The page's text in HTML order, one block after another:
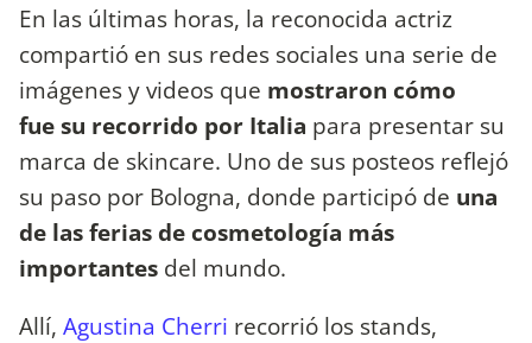
En las últimas horas, la reconocida actriz
compartió en sus redes sociales una serie de
imágenes y videos que mostraron cómo
fue su recorrido por Italia para presentar su
marca de skincare. Uno de sus posteos reflejó
su paso por Bologna, donde participó de una
de las ferias de cosmetología más
importantes del mundo.
Allí, Agustina Cherri recorrió los stands,